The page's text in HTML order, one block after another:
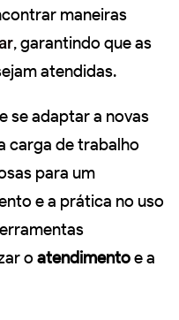
maneiras
, garantindo que as
atendidas.
se adaptar a novas
carga de trabalho
para um
e a prática no uso
o atendimentoe a